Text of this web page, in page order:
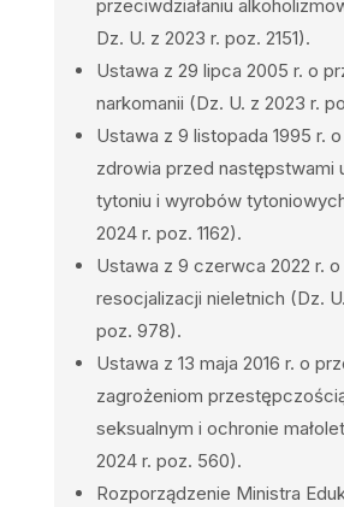
przeciwdziałaniu
Dz. U. z 2023 r. poz. 2151).
Ustawa z 29 lipca 2005 r. o
narkomanii (Dz. U. z 2023 r.
Ustawa z 9 listopada 1995 r.
zdrowia przed następstwami
tytoniu i wyrobów
2024 r. poz. 1162).
Ustawa z 9 czerwca 2022 r.
resocjalizacji nieletnich (Dz.
poz. 978).
Ustawa z 13 maja 2016 r. o
zagrożeniom
seksualnym i ochronie
2024 r. poz. 560).
Rozporządzenie Ministra